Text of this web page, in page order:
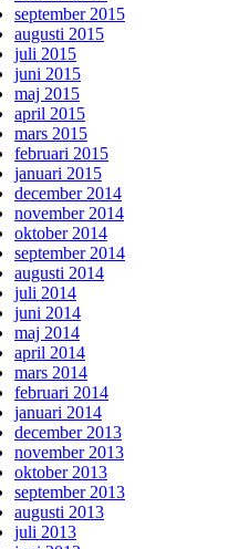
september 2015
augusti 2015
juli 2015
juni 2015
maj 2015
april 2015
mars 2015
februari 2015
januari 2015
december 2014
november 2014
oktober 2014
september 2014
augusti 2014
juli 2014
juni 2014
maj 2014
april 2014
mars 2014
februari 2014
januari 2014
december 2013
november 2013
oktober 2013
september 2013
augusti 2013
juli 2013